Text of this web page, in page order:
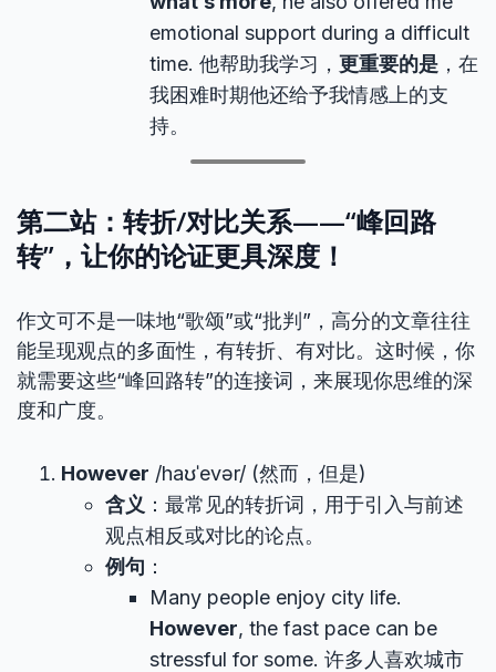
emotional support during a difficult
time. 他帮助我学习， 更重要的是 ，在
我困难时期他还给予我情感上的支
持。
第二站：转折/对比关系——“峰回路
转”，让你的论证更具深度！
作文可不是一味地“歌颂”或“批判”，高分的文章往往
能呈现观点的多面性，有转折、有对比。这时候，你
就需要这些“峰回路转”的连接词，来展现你思维的深
度和广度。
However /haʊˈevər/ (然而，但是)
含义 ：最常见的转折词，用于引入与前述
观点相反或对比的论点。
例句 ：
Many people enjoy city life.
However, the fast pace can be
stressful for some. 许多人喜欢城市